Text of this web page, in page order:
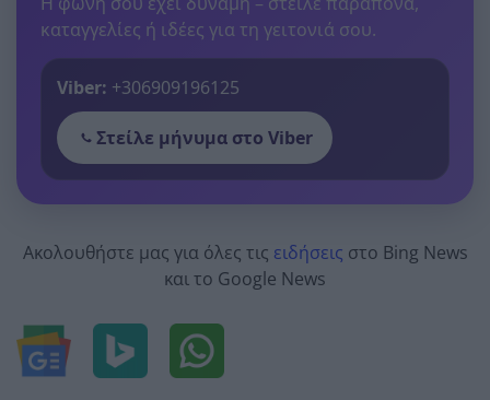
καταγγελίες ή ιδέες για τη γειτονιά σου.
Viber: +306909196125
Στείλε μήνυμα στο Viber
Ακολουθήστε μας για όλες τις ειδήσεις στο Bing News
και το Google News